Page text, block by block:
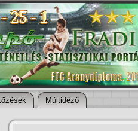
Múltidéző